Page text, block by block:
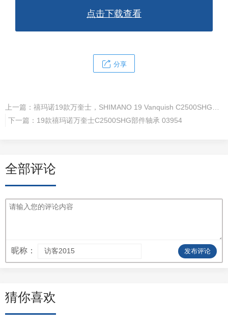
点击下载查看
分享
上一篇：
下一篇： 19款禧玛诺万奎士C2500SHG部件轴承 03954
全部评论
昵称： 发布评论
猜你喜欢